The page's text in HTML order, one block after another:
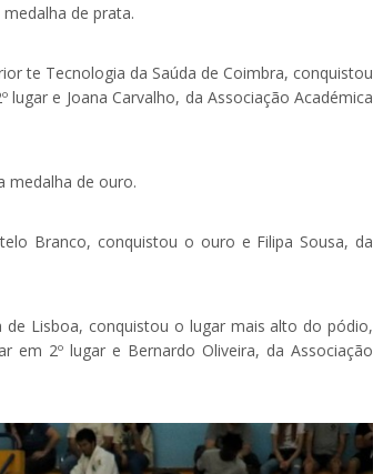
de prata.
te Tecnologia da Saúda de Coimbra, conquistou
e Joana Carvalho, da Associação Académica
medalha de ouro.
Branco, conquistou o ouro e Filipa Sousa, da
de Lisboa, conquistou o lugar mais alto do pódio,
em 2º lugar e Bernardo Oliveira, da Associação